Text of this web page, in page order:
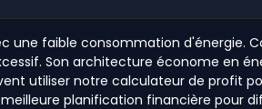
une faible consommation d'énergie.
Son architecture économe en
utiliser notre calculateur de profit
planification financière pour